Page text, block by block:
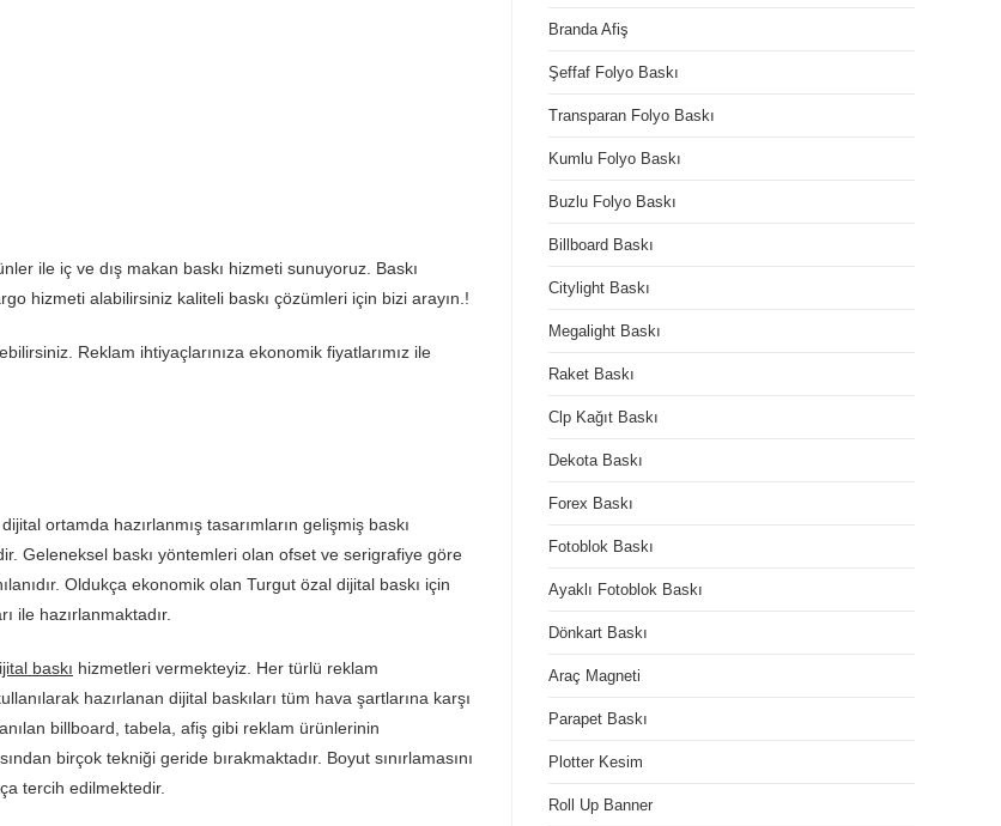
ile iç ve dış makan baskı hizmeti sunuyoruz. Baskı
hizmeti alabilirsiniz kaliteli baskı çözümleri için bizi arayın.!
Reklam ihtiyaçlarınıza ekonomik fiyatlarımız ile
ortamda hazırlanmış tasarımların gelişmiş baskı
Geleneksel baskı yöntemleri olan ofset ve serigrafiye göre
Oldukça ekonomik olan Turgut özal dijital baskı için
ile hazırlanmaktadır.
baskı hizmetleri vermekteyiz. Her türlü reklam
hazırlanan dijital baskıları tüm hava şartlarına karşı
billboard, tabela, afiş gibi reklam ürünlerinin
birçok tekniği geride bırakmaktadır. Boyut sınırlamasını
tercih edilmektedir.
Branda Afiş
Şeffaf Folyo Baskı
Transparan Folyo Baskı
Kumlu Folyo Baskı
Buzlu Folyo Baskı
Billboard Baskı
Citylight Baskı
Megalight Baskı
Raket Baskı
Clp Kağıt Baskı
Dekota Baskı
Forex Baskı
Fotoblok Baskı
Ayaklı Fotoblok Baskı
Dönkart Baskı
Araç Magneti
Parapet Baskı
Plotter Kesim
Roll Up Banner